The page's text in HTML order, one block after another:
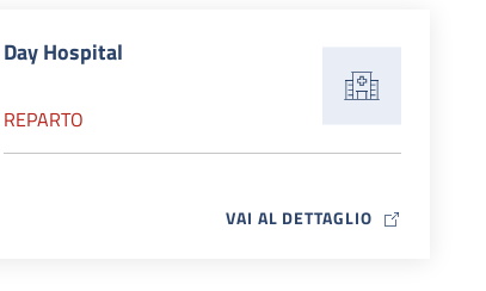
Day Hospital
REPARTO
VAI AL DETTAGLIOMAP ICON